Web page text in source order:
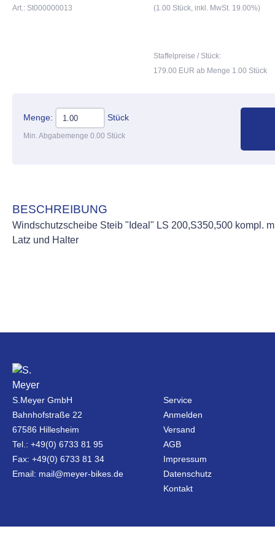
Art.: St000000013 (1.00 Stück, inkl. MwSt. 19.00%)
Staffelpreise / Stück:
179.00 EUR ab Menge 1.00 Stück
Menge: Stück
Min. Abgabemenge 0.00 Stück
BESCHREIBUNG
Windschutzscheibe Steib "Ideal" LS 200,S350,500 kompl.
Latz und Halter
S.Meyer GmbH
Bahnhofstraße 22
67586 Hillesheim
Tel.: +49(0) 6733 81 95
Fax: +49(0) 6733 81 34
Email: mail@meyer-bikes.de
Service
Anmelden
Versand
AGB
Impressum
Datenschutz
Kontakt